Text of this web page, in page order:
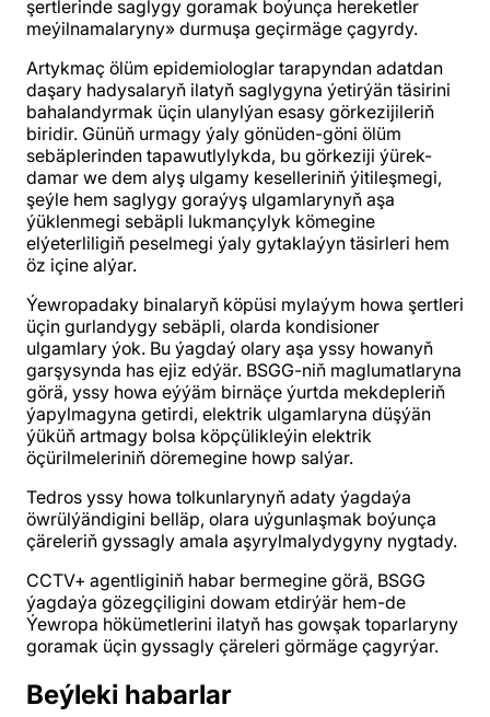
şertlerinde saglygy goramak boýunça hereketler
meýilnamalaryny» durmuşa geçirmäge çagyrdy.
Artykmaç ölüm epidemiologlar tarapyndan adatdan
daşary hadysalaryň ilatyň saglygyna ýetirýän täsirini
bahalandyrmak üçin ulanylýan esasy görkezijileriň
biridir. Günüň urmagy ýaly gönüden-göni ölüm
sebäplerinden tapawutlylykda, bu görkeziji ýürek-
damar we dem alyş ulgamy keselleriniň ýitileşmegi,
şeýle hem saglygy goraýyş ulgamlarynyň aşa
ýüklenmegi sebäpli lukmançylyk kömegine
elýeterliligiň peselmegi ýaly gytaklaýyn täsirleri hem
öz içine alýar.
Ýewropadaky binalaryň köpüsi mylaýym howa şertleri
üçin gurlandygy sebäpli, olarda kondisioner
ulgamlary ýok. Bu ýagdaý olary aşa yssy howanyň
garşysynda has ejiz edýär. BSGG-niň maglumatlaryna
görä, yssy howa eýýäm birnäçe ýurtda mekdepleriň
ýapylmagyna getirdi, elektrik ulgamlaryna düşýän
ýüküň artmagy bolsa köpçülikleýin elektrik
öçürilmeleriniň döremegine howp salýar.
Tedros yssy howa tolkunlarynyň adaty ýagdaýa
öwrülýändigini belläp, olara uýgunlaşmak boýunça
çäreleriň gyssagly amala aşyrylmalydygyny nygtady.
CCTV+ agentliginiň habar bermegine görä, BSGG
ýagdaýa gözegçiligini dowam etdirýär hem-de
Ýewropa hökümetlerini ilatyň has gowşak toparlaryny
goramak üçin gyssagly çäreleri görmäge çagyrýar.
Beýleki habarlar